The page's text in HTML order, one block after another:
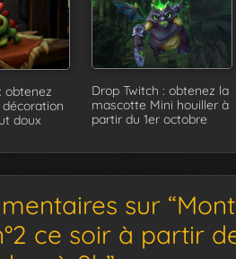
obtenez
décoration
doux
Drop Twitch : obtenez la
mascotte Mini houiller à
partir du 1er octobre
sur
ce soir à partir